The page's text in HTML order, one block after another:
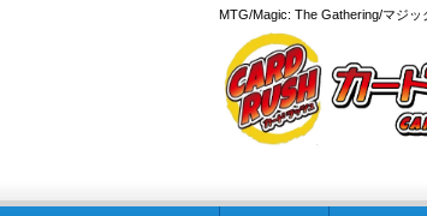
MTG/Magic: The Gathering/マジ